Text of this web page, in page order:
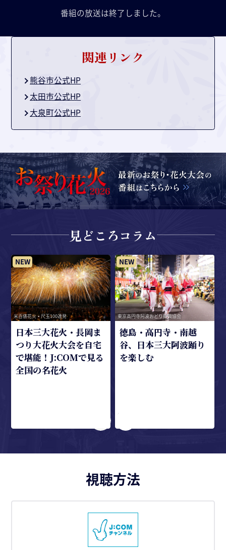
番組の放送は終了しました。
関連リンク
熊谷市公式HP
太田市公式HP
大泉町公式HP
見どころコラム
米百俵花火・尺玉100連発
日本三大花火・長岡ま
つり大花火大会を自宅
で堪能！J:COMで見る
全国の名花火
東京高円寺阿波おどり振興協会
徳島・高円寺・南越
谷、日本三大阿波踊り
を楽しむ
視聴方法